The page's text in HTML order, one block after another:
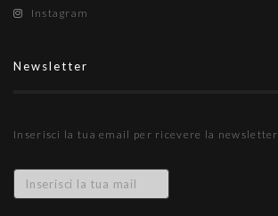
Instagram
Newsletter
Inserisci la tua email per ricevere la newsletter